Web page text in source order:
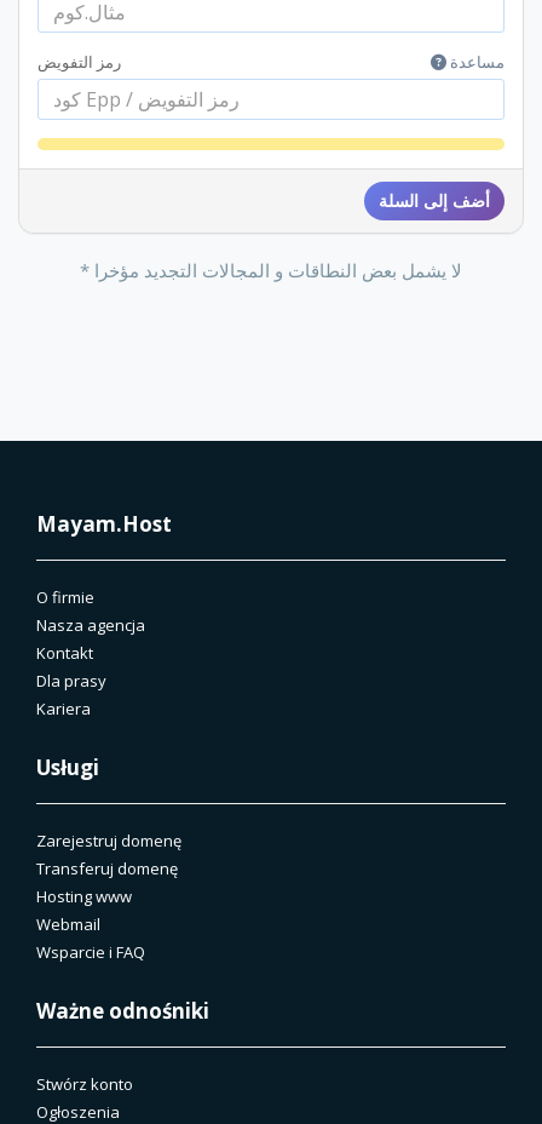
رمز التفويض مساعدة
أضف إلى السلة
* لا يشمل بعض النطاقات و المجالات التجديد مؤخرا
Mayam.Host
O firmie
Nasza agencja
Kontakt
Dla prasy
Kariera
Usługi
Zarejestruj domenę
Transferuj domenę
Hosting www
Webmail
Wsparcie i FAQ
Ważne odnośniki
Stwórz konto
Ogłoszenia